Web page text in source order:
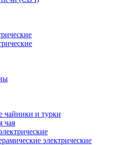
чайники и турки
чая
электрические